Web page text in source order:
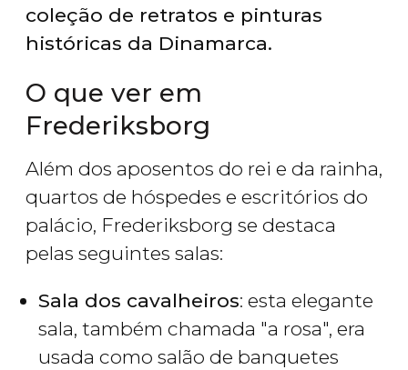
coleção de retratos e pinturas
históricas da Dinamarca.
O que ver em
Frederiksborg
Além dos aposentos do rei e da rainha,
quartos de hóspedes e escritórios do
palácio, Frederiksborg se destaca
pelas seguintes salas:
Sala dos cavalheiros: esta elegante
sala, também chamada "a rosa", era
usada como salão de banquetes